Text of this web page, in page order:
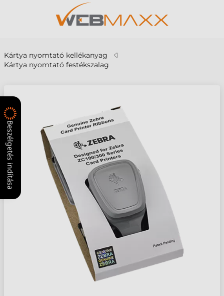
Kártya nyomtató kellékanyag
Kártya nyomtató festékszalag
Beszélgetés indítása